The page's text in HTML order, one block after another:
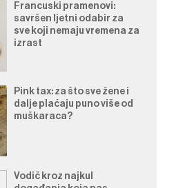
Francuski pramenovi:
savršen ljetni odabir za
sve koji nemaju vremena za
izrast
Pink tax: za što sve žene i
dalje plaćaju puno više od
muškaraca?
Vodič kroz najkul